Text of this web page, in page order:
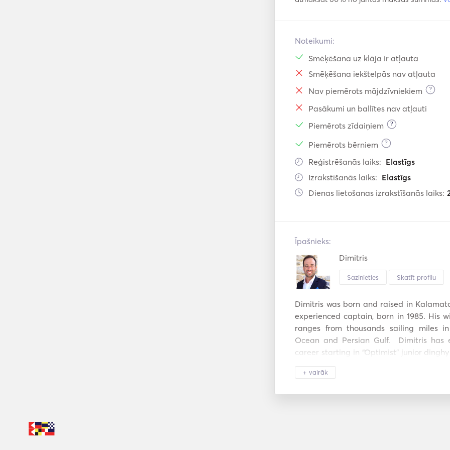
Noteikumi:
Smēķēšana uz klāja ir atļauta
Smēķēšana iekštelpās nav atļauta
Nav piemērots mājdzīvniekiem
?
Pasākumi un ballītes nav atļauti
Piemērots zīdaiņiem
?
Piemērots bērniem ?
Reģistrēšanās laiks: Elastīgs
Izrakstīšanās laiks: Elastīgs
Dienas lietošanas izrakstīšanās laiks:
Īpašnieks:
Dimitris
Sazinieties Skatīt profilu
Dimitris was born and raised in
experienced captain, born in 1985. His
ranges from thousands sailing miles
Ocean and Persian Gulf.  Dimitris has
career starting in “Optimist” junior
handed 470 Olympic dinghy class has
+ vairāk